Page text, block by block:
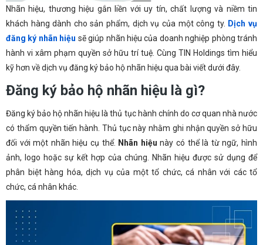
Nhãn hiệu, thương hiệu gắn liền với uy tín, chất lượng và niềm tin
khách hàng dành cho sản phẩm, dịch vụ của một công ty. Dịch vụ
đăng ký nhãn hiệu sẽ giúp nhãn hiệu của doanh nghiệp phòng tránh
hành vi xâm phạm quyền sở hữu trí tuệ. Cùng TIN Holdings tìm hiểu
kỹ hơn về dịch vụ đăng ký bảo hộ nhãn hiệu qua bài viết dưới đây.
Đăng ký bảo hộ nhãn hiệu là gì?
Đăng ký bảo hộ nhãn hiệu là thủ tục hành chính do cơ quan nhà nước
có thẩm quyền tiến hành. Thủ tục này nhằm ghi nhận quyền sở hữu
đối với một nhãn hiệu cụ thể. Nhãn hiệu này có thể là từ ngữ, hình
ảnh, logo hoặc sự kết hợp của chúng. Nhãn hiệu được sử dụng để
phân biệt hàng hóa, dịch vụ của một tổ chức, cá nhân với các tổ
chức, cá nhân khác.